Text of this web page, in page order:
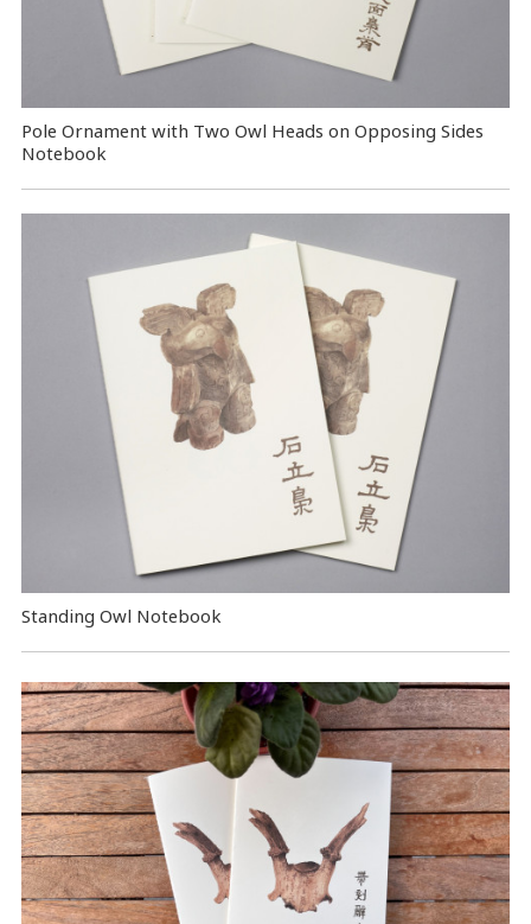
Pole Ornament with Two Owl Heads on Opposing Sides
Notebook
Standing Owl Notebook